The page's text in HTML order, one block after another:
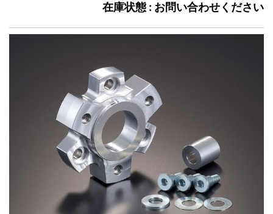
在庫状態 : お問い合わせください